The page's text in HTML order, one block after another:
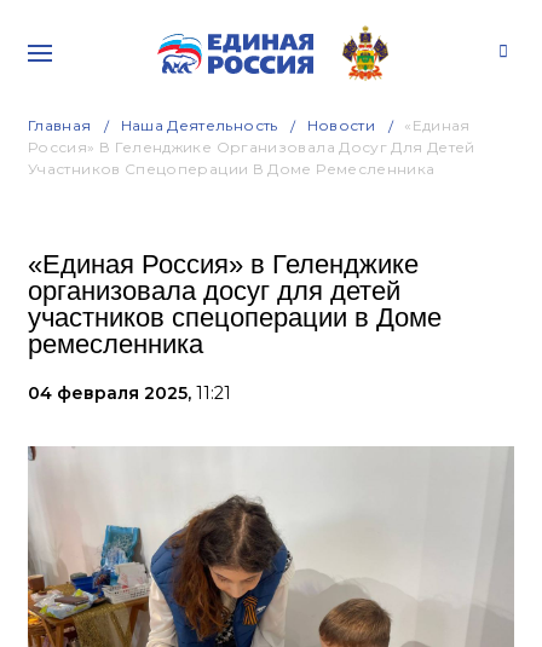
Главная Наша Деятельность Новости
«Единая
Россия» В Геленджике Организовала Досуг Для Детей
Участников Спецоперации В Доме Ремесленника
«Единая Россия» в Геленджике
организовала досуг для детей
участников спецоперации в Доме
ремесленника
04 февраля 2025, 11:21